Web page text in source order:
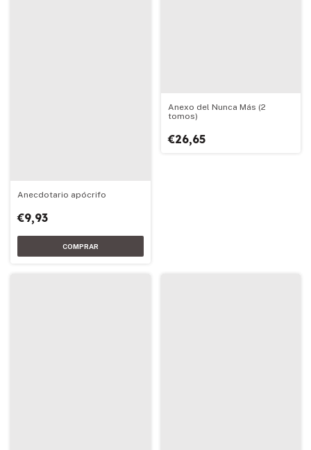
Anecdotario apócrifo
€9,93
Anexo del Nunca Más (2
tomos)
€26,65